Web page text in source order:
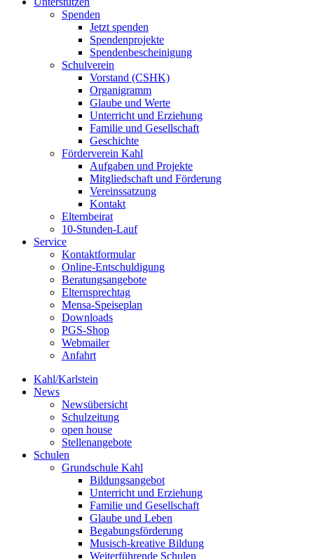
Spenden
Jetzt spenden
Spendenprojekte
Spendenbescheinigung
Schulverein
Vorstand (CSHK)
Organigramm
Glaube und Werte
Unterricht und Erziehung
Familie und Gesellschaft
Geschichte
Förderverein Kahl
Aufgaben und Projekte
Mitgliedschaft und Förderung
Vereinssatzung
Kontakt
Elternbeirat
10-Stunden-Lauf
Service
Kontaktformular
Online-Entschuldigung
Beratungsangebote
Elternsprechtag
Mensa-Speiseplan
Downloads
PGS-Shop
Webmailer
Anfahrt
Kahl/Karlstein
News
Newsübersicht
Schulzeitung
open house
Stellenangebote
Schulen
Grundschule Kahl
Bildungsangebot
Unterricht und Erziehung
Familie und Gesellschaft
Glaube und Leben
Begabungsförderung
Musisch-kreative Bildung
Weiterführende Schulen